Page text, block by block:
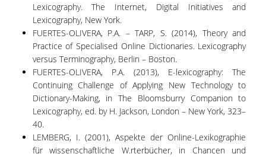
Lexicography. The Internet, Digital Initiatives and
Lexicography, New York.
FUERTES-OLIVERA, P.A. – TARP, S. (2014), Theory and
Practice of Specialised Online Dictionaries. Lexicography
versus Terminography, Berlin – Boston.
FUERTES-OLIVERA, P.A. (2013), E-lexicography: The
Continuing Challenge of Applying New Technology to
Dictionary-Making, in The Bloomsburry Companion to
Lexicography, ed. by H. Jackson, London – New York, 323–
40.
LEMBERG, I. (2001), Aspekte der Online-Lexikographie
für wissenschaftliche W.rterbücher, in Chancen und